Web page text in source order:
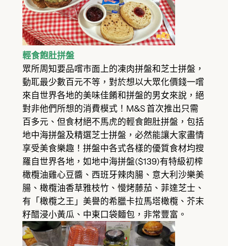
輕食飽肚拼盤
眾所周知要品嚐市面上的凍肉拼盤和芝士拼盤，
動耴最少數百元不等，對於想以大眾化價錢一嚐
來自世界各地的美味佳餚和拼盤的男女來說，絕
對非他們所想的消費模式！M&S 首次推出只需
百多元、但食材絕不馬虎的輕食飽肚拼盤，包括
地中海拼盤及精選芝士拼盤，必然能讓大家盡情
享受美食樂趣！拼盤中各式各樣的優質食材均搜
羅自世界各地，如地中海拼盤($139)有特級初榨
橄欖油雞心豆醬、西班牙辣肉腸、意大利沙樂美
腸、橄欖油香草雅枝竹、慢烤藤茄、菲達芝士、
有「橄欖之王」美譽的希臘卡拉馬塔橄欖、芥末
籽醋浸小黃瓜、中東口袋麵包，非常豐富。